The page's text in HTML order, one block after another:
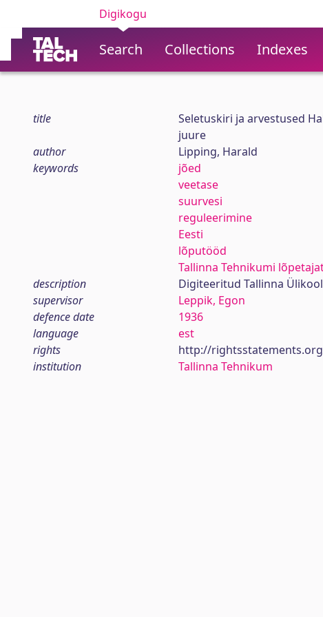
Digikogu
Search Collections Indexes
title
Seletuskiri ja arvestused
juure
author
Lipping, Harald
keywords
jõed
veetase
suurvesi
reguleerimine
Eesti
lõputööd
Tallinna Tehnikumi
description
Digiteeritud Tallinna
supervisor
Leppik, Egon
defence date
1936
language
est
rights
http://
institution
Tallinna Tehnikum